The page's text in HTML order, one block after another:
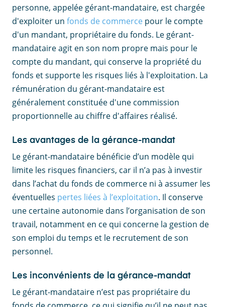
personne, appelée gérant-mandataire, est chargée
d'exploiter un fonds de commerce pour le compte
d'un mandant, propriétaire du fonds. Le gérant-
mandataire agit en son nom propre mais pour le
compte du mandant, qui conserve la propriété du
fonds et supporte les risques liés à l'exploitation. La
rémunération du gérant-mandataire est
généralement constituée d'une commission
proportionnelle au chiffre d'affaires réalisé.
Les avantages de la gérance-mandat
Le gérant-mandataire bénéficie d’un modèle qui
limite les risques financiers, car il n’a pas à investir
dans l’achat du fonds de commerce ni à assumer les
éventuelles pertes liées à l’exploitation. Il conserve
une certaine autonomie dans l’organisation de son
travail, notamment en ce qui concerne la gestion de
son emploi du temps et le recrutement de son
personnel.
Les inconvénients de la gérance-mandat
Le gérant-mandataire n’est pas propriétaire du